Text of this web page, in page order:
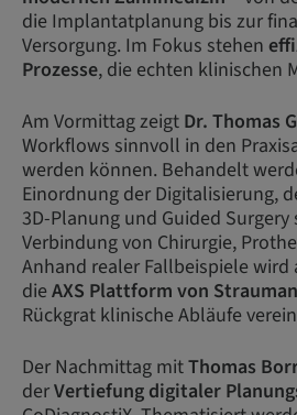
die Implantatplanung bis zur
Versorgung. Im Fokus stehen
Prozesse, die echten klinischen
Am Vormittag zeigt Dr. Thomas
Workflows sinnvoll in den
werden können. Behandelt
Einordnung der Digitalisierung,
3D-Planung und Guided
Verbindung von Chirurgie,
Anhand realer Fallbeispiele wird
die AXS Plattform von
Rückgrat klinische Abläufe
Der Nachmittag mitThomas
derVertiefung digitaler